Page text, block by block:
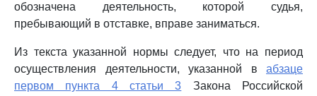
обозначена деятельность, которой судья,
пребывающий в отставке, вправе заниматься.
Из текста указанной нормы следует, что на период
осуществления деятельности, указанной в абзаце
первом пункта 4 статьи 3 Закона Российской